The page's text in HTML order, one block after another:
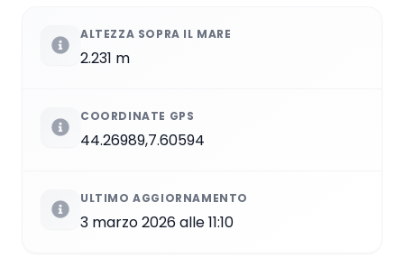
ALTEZZA SOPRA IL MARE
2.231 m
COORDINATE GPS
44.26989,7.60594
ULTIMO AGGIORNAMENTO
3 marzo 2026 alle 11:10